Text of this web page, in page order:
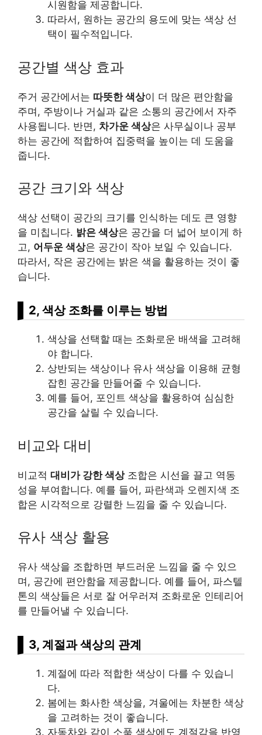
시원함을 제공합니다.
따라서, 원하는 공간의 용도에 맞는 색상 선
택이 필수적입니다.
공간별 색상 효과
주거 공간에서는 따뜻한 색상이 더 많은 편안함을
주며, 주방이나 거실과 같은 소통의 공간에서 자주
사용됩니다. 반면, 차가운 색상은 사무실이나 공부
하는 공간에 적합하여 집중력을 높이는 데 도움을
줍니다.
공간 크기와 색상
색상 선택이 공간의 크기를 인식하는 데도 큰 영향
을 미칩니다. 밝은 색상은 공간을 더 넓어 보이게 하
고, 어두운 색상은 공간이 작아 보일 수 있습니다.
따라서, 작은 공간에는 밝은 색을 활용하는 것이 좋
습니다.
2, 색상 조화를 이루는 방법
색상을 선택할 때는 조화로운 배색을 고려해
야 합니다.
상반되는 색상이나 유사 색상을 이용해 균형
잡힌 공간을 만들어줄 수 있습니다.
예를 들어, 포인트 색상을 활용하여 심심한
공간을 살릴 수 있습니다.
비교와 대비
비교적 대비가 강한 색상조합은 시선을 끌고 역동
성을 부여합니다. 예를 들어, 파란색과 오렌지색 조
합은 시각적으로 강렬한 느낌을 줄 수 있습니다.
유사 색상 활용
유사 색상을 조합하면 부드러운 느낌을 줄 수 있으
며, 공간에 편안함을 제공합니다. 예를 들어, 파스텔
톤의 색상들은 서로 잘 어우러져 조화로운 인테리어
를 만들어낼 수 있습니다.
3, 계절과 색상의 관계
계절에 따라 적합한 색상이 다를 수 있습니
다.
봄에는 화사한 색상을, 겨울에는 차분한 색상
을 고려하는 것이 좋습니다.
자동차와 같이 소품 색상에도 계절감을 반영